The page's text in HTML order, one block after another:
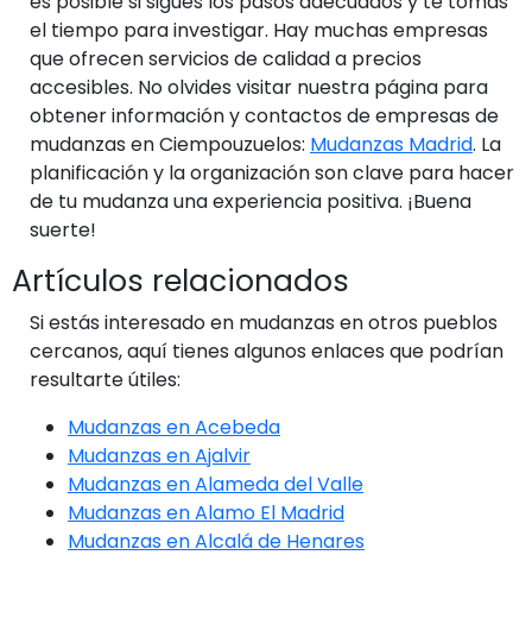
el tiempo para investigar. Hay muchas empresas
que ofrecen servicios de calidad a precios
accesibles. No olvides visitar nuestra página para
obtener información y contactos de empresas de
mudanzas en Ciempouzuelos: Mudanzas Madrid. La
planificación y la organización son clave para hacer
de tu mudanza una experiencia positiva. ¡Buena
suerte!
Artículos relacionados
Si estás interesado en mudanzas en otros pueblos
cercanos, aquí tienes algunos enlaces que podrían
resultarte útiles:
Mudanzas en Acebeda
Mudanzas en Ajalvir
Mudanzas en Alameda del Valle
Mudanzas en Alamo El Madrid
Mudanzas en Alcalá de Henares